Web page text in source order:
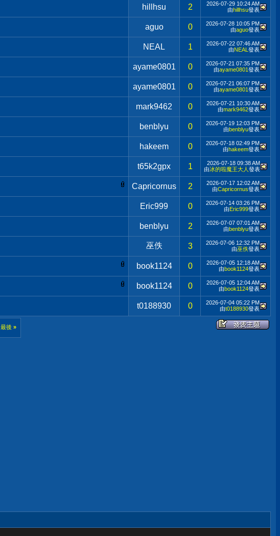
hillhsu 2 2026-07-29 10:24 AM
由hillhsu發表
aguo 0 2026-07-28 10:05 PM
由aguo發表
NEAL 1 2026-07-22 07:46 AM
由NEAL 發表
ayame0801 0 2026-07-21 07:35 PM
由ayame0801發表
ayame0801 0 2026-07-21 06:07 PM
由ayame0801發表
mark9462 0 2026-07-21 10:30 AM
由mark9462發表
benblyu 0 2026-07-19 12:03 PM
由benblyu發表
hakeem 0 2026-07-18 02:49 PM
由hakeem發表
t65k2gpx 1 2026-07-18 09:38 AM
由冰的啦魔王大人 發表
Capricornus 2 2026-07-17 12:02 AM
由Capricornus發表
Eric999 0 2026-07-14 03:26 PM
由Eric999發表
benblyu 2 2026-07-07 07:01 AM
由benblyu發表
巫佚 3 2026-07-06 12:32 PM
由巫佚發表
book1124 0 2026-07-05 12:18 AM
由book1124發表
book1124 0 2026-07-05 12:04 AM
由book1124發表
t0188930 0 2026-07-04 05:22 PM
由t0188930發表
最後 »